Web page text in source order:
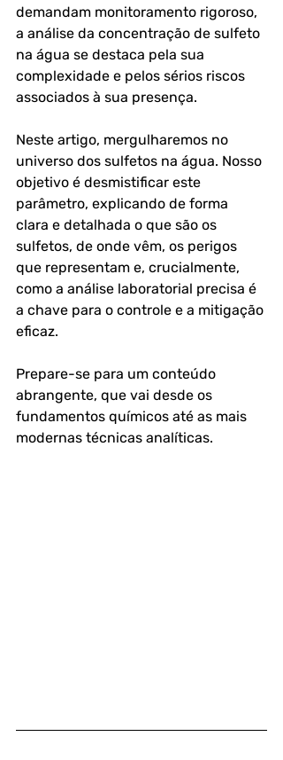
demandam monitoramento rigoroso,
a análise da concentração de sulfeto
na água se destaca pela sua
complexidade e pelos sérios riscos
associados à sua presença.
Neste artigo, mergulharemos no
universo dos sulfetos na água. Nosso
objetivo é desmistificar este
parâmetro, explicando de forma
clara e detalhada o que são os
sulfetos, de onde vêm, os perigos
que representam e, crucialmente,
como a análise laboratorial precisa é
a chave para o controle e a mitigação
eficaz.
Prepare-se para um conteúdo
abrangente, que vai desde os
fundamentos químicos até as mais
modernas técnicas analíticas.